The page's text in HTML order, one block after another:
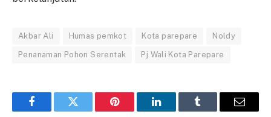
Akbar Ali Humas pemkot Kota parepare Noldy
Penanaman Pohon Serentak Pj Wali Kota Parepare
FacebookTwitter Pinterest LinkedInTumblr Email